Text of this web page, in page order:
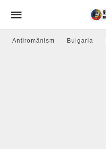
Antiromânism Bulgaria